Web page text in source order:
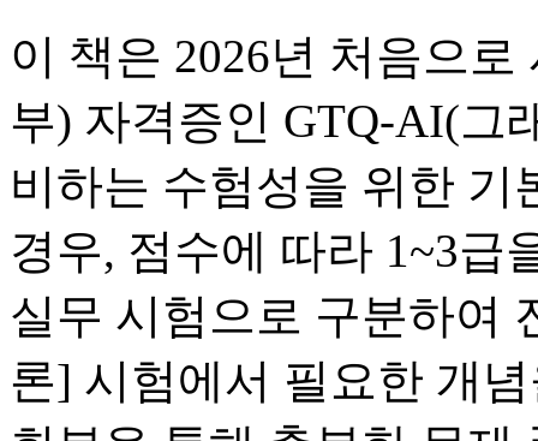
이 책은 2026년 처음으
부) 자격증인 GTQ-AI(그
비하는 수험성을 위한 기
경우, 점수에 따라 1~3급
실무 시험으로 구분하여
론] 시험에서 필요한 개